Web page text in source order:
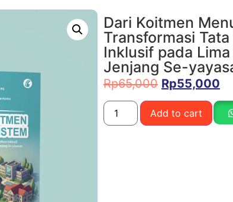
Dari Koitmen
Transformasi
Inklusif pada
Jenjang Se-
Rp65,000 Rp55,000
Add to cart